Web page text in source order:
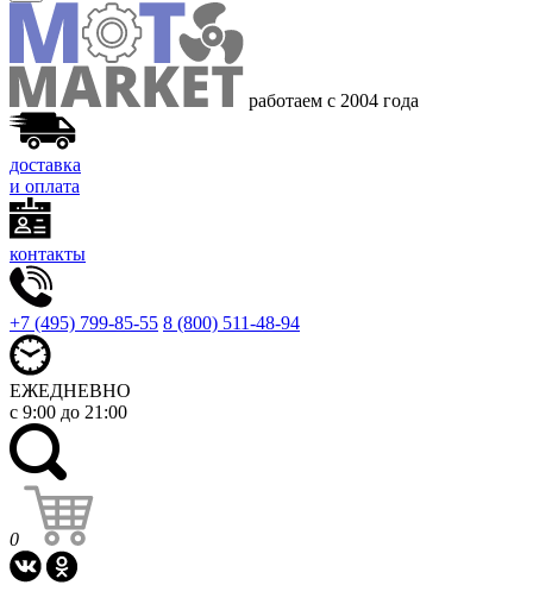
работаем с 2004 года
доставка
и оплата
контакты
+7 (495) 799-85-55 8 (800) 511-48-94
ЕЖЕДНЕВНО
с 9:00 до 21:00
0